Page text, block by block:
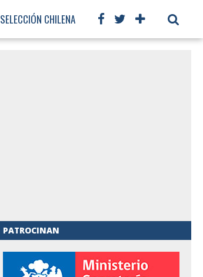
SELECCIÓN CHILENA CHILENOS EN EL MUNDO
PATROCINAN